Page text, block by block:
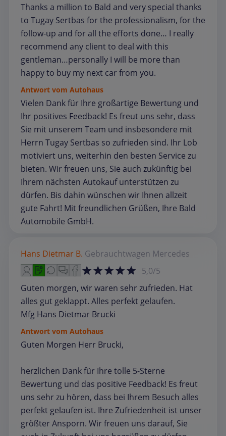
Thanks a million to Bald and very special thanks
to Tugay Sertbas for the professionalism, for the
follow-up and for all the efforts done… I really
recommend any client to deal with this
gentleman…personally I will be more than
happy to buy my next car from you.
Antwort vom Autohaus
Vielen Dank für Ihre großartige Bewertung und
Ihr positives Feedback! Es freut uns sehr, dass
Sie mit unserem Team und insbesondere mit
Herrn Tugay Sertbas so zufrieden sind. Ihr Lob
motiviert uns, weiterhin den besten Service zu
bieten. Wir freuen uns, Sie auch zukünftig bei
Ihrem nächsten Autokauf unterstützen zu
dürfen. Bis dahin wünschen wir Ihnen allzeit
gute Fahrt! Mit freundlichen Grüßen, Ihre Bald
Automobile GmbH.
Hans Dietmar B. Gebrauchtwagen Mercedes
5,0/5
Guten morgen, wir waren sehr zufrieden. Hat
alles gut geklappt. Alles perfekt gelaufen.
Mfg Hans Dietmar Brucki
Antwort vom Autohaus
Guten Morgen Herr Brucki,
herzlichen Dank für Ihre tolle 5-Sterne
Bewertung und das positive Feedback! Es freut
uns sehr zu hören, dass bei Ihrem Besuch alles
perfekt gelaufen ist. Ihre Zufriedenheit ist unser
größter Ansporn. Wir freuen uns darauf, Sie